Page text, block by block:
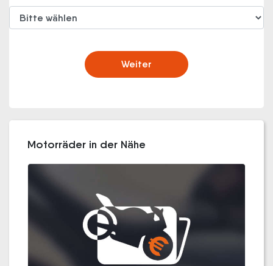
Weiter
Motorräder in der Nähe